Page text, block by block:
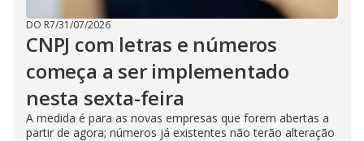
DO R7/31/07/2026
CNPJ com letras e números
começa a ser implementado
nesta sexta-feira
A medida é para as novas empresas que forem abertas a
partir de agora; números já existentes não terão alteração